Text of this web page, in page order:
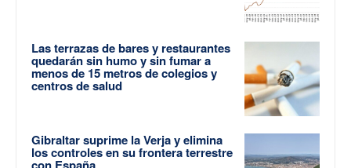
Las terrazas de bares y restaurantes
quedarán sin humo y sin fumar a
menos de 15 metros de colegios y
centros de salud
Gibraltar suprime la Verja y elimina
los controles en su frontera terrestre